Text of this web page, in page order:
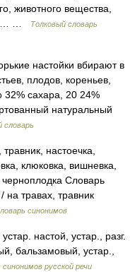
животного вещества,
…
Толковый словарь
настойки вбирают в
плодов, кореньев,
32% сахара, 20 24%
натуральный
словарь
настоечка,
клюковка, вишневка,
Словарь
на травах, травник
синонимов
настой, устар., разг.
устар.,
русской речи